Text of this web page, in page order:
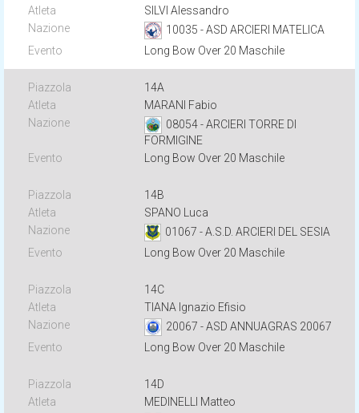
SILVI Alessandro
10035 - ASD ARCIERI MATELICA
Long Bow Over 20 Maschile
14A
MARANI Fabio
08054 - ARCIERI TORRE DI
FORMIGINE
Long Bow Over 20 Maschile
14B
SPANO Luca
01067 - A.S.D. ARCIERI DEL SESIA
Long Bow Over 20 Maschile
14C
TIANA Ignazio Efisio
20067 - ASD ANNUAGRAS 20067
Long Bow Over 20 Maschile
14D
MEDINELLI Matteo